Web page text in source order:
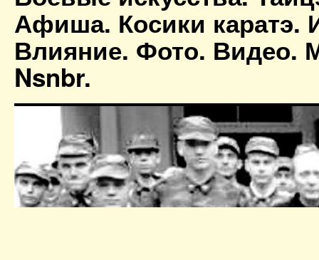
Афиша. Косики каратэ.
Влияние. Фото. Видео.
Nsnbr.